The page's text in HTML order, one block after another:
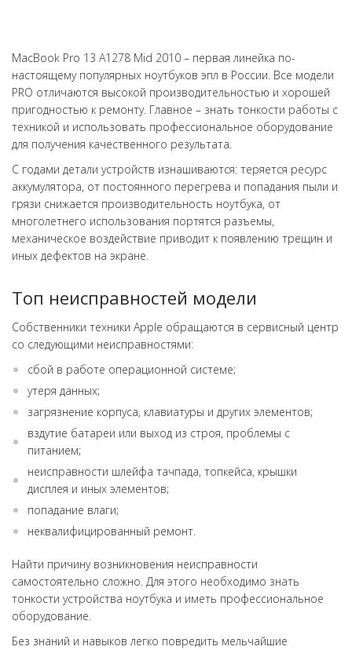
MacBook Pro 13 A1278 Mid 2010 – первая линейка по-
настоящему популярных ноутбуков эпл в России. Все модели
PRO отличаются высокой производительностью и хорошей
пригодностью к ремонту. Главное – знать тонкости работы с
техникой и использовать профессиональное оборудование
для получения качественного результата.
С годами детали устройств изнашиваются: теряется ресурс
аккумулятора, от постоянного перегрева и попадания пыли и
грязи снижается производительность ноутбука, от
многолетнего использования портятся разъемы,
механическое воздействие приводит к появлению трещин и
иных дефектов на экране.
Топ неисправностей модели
Собственники техники Apple обращаются в сервисный центр
со следующими неисправностями:
сбой в работе операционной системе;
утеря данных;
загрязнение корпуса, клавиатуры и других элементов;
вздутие батареи или выход из строя, проблемы с
питанием;
неисправности шлейфа тачпада, топкейса, крышки
дисплея и иных элементов;
попадание влаги;
неквалифицированный ремонт.
Найти причину возникновения неисправности
самостоятельно сложно. Для этого необходимо знать
тонкости устройства ноутбука и иметь профессиональное
оборудование.
Без знаний и навыков легко повредить мельчайшие